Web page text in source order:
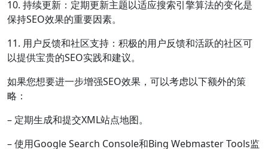
10. 持续更新：定期更新主题以适应搜索引擎算法的变化是
保持SEO效果的重要因素。
11. 用户反馈和社区支持：积极的用户反馈和活跃的社区可
以提供宝贵的SEO实践和建议。
如果您想要进一步增强SEO效果，可以考虑以下额外的策
略：
– 定期生成和提交XML站点地图。
– 使用Google Search Console和Bing Webmaster Tools监